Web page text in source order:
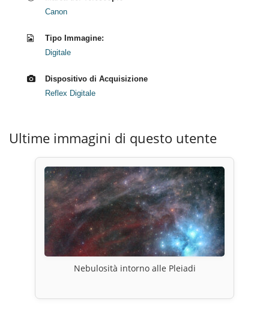
Canon
Tipo Immagine:
Digitale
Dispositivo di Acquisizione
Reflex Digitale
Ultime immagini di questo utente
Nebulosità intorno alle Pleiadi